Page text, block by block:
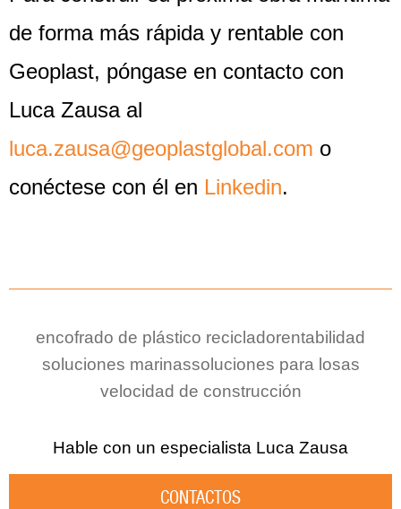
de forma más rápida y rentable con
Geoplast, póngase en contacto con
Luca Zausa al
luca.zausa@geoplastglobal.com o
conéctese con él en Linkedin.
encofrado de plástico recicladorentabilidad
soluciones marinassoluciones para losas
velocidad de construcción
Hable con un especialista Luca Zausa
CONTACTOS